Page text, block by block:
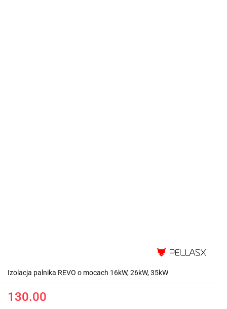
Izolacja palnika REVO o mocach 16kW, 26kW, 35kW
130.00